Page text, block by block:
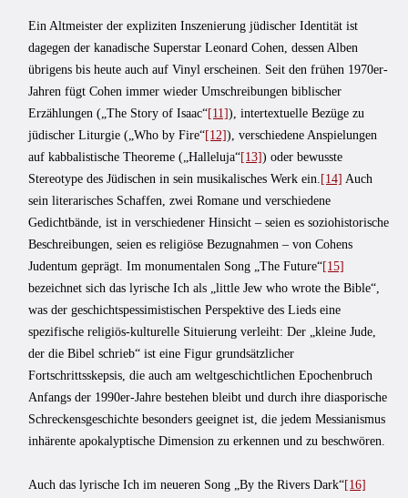
Ein Altmeister der expliziten Inszenierung jüdischer Identität ist
dagegen der kanadische Superstar Leonard Cohen, dessen Alben
übrigens bis heute auch auf Vinyl erscheinen. Seit den frühen 1970er-
Jahren fügt Cohen immer wieder Umschreibungen biblischer
Erzählungen („The Story of Isaac“[11]), intertextuelle Bezüge zu
jüdischer Liturgie („Who by Fire“[12]), verschiedene Anspielungen
auf kabbalistische Theoreme („Halleluja“[13]) oder bewusste
Stereotype des Jüdischen in sein musikalisches Werk ein. [14] Auch
sein literarisches Schaffen, zwei Romane und verschiedene
Gedichtbände, ist in verschiedener Hinsicht – seien es soziohistorische
Beschreibungen, seien es religiöse Bezugnahmen – von Cohens
Judentum geprägt. Im monumentalen Song „The Future“[15]
bezeichnet sich das lyrische Ich als „little Jew who wrote the Bible“,
was der geschichtspessimistischen Perspektive des Lieds eine
spezifische religiös-kulturelle Situierung verleiht: Der „kleine Jude,
der die Bibel schrieb“ ist eine Figur grundsätzlicher
Fortschrittsskepsis, die auch am weltgeschichtlichen Epochenbruch
Anfangs der 1990er-Jahre bestehen bleibt und durch ihre diasporische
Schreckensgeschichte besonders geeignet ist, die jedem Messianismus
inhärente apokalyptische Dimension zu erkennen und zu beschwören.
Auch das lyrische Ich im neueren Song „By the Rivers Dark“[16]